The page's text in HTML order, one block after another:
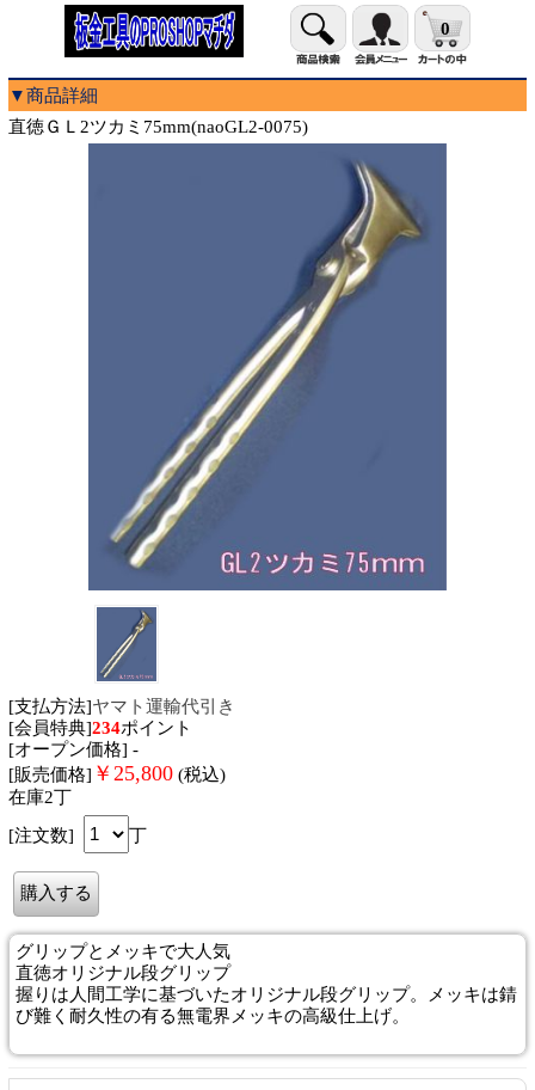
0
▼商品詳細
直徳ＧＬ2ツカミ75mm(naoGL2-0075)
[支払方法]ヤマト運輸代引き
[会員特典]234ポイント
[オープン価格] -
[販売価格] ￥ 25,800 (税込)
在庫2丁
[注文数]
丁
グリップとメッキで大人気
直徳オリジナル段グリップ
握りは人間工学に基づいたオリジナル段グリップ。メッキは錆
び難く耐久性の有る無電界メッキの高級仕上げ。